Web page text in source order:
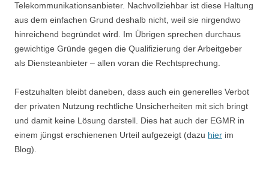
Telekommunikationsanbieter. Nachvollziehbar ist diese Haltung
aus dem einfachen Grund deshalb nicht, weil sie nirgendwo
hinreichend begründet wird. Im Übrigen sprechen durchaus
gewichtige Gründe gegen die Qualifizierung der Arbeitgeber
als Diensteanbieter – allen voran die Rechtsprechung.
Festzuhalten bleibt daneben, dass auch ein generelles Verbot
der privaten Nutzung rechtliche Unsicherheiten mit sich bringt
und damit keine Lösung darstell. Dies hat auch der EGMR in
einem jüngst erschienenen Urteil aufgezeigt (dazu hier im
Blog).